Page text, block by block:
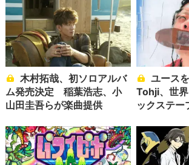
ム発売決定 稲葉浩志、小
山田圭吾らが楽曲提供
ユースを熱狂させる
Tohji、世
ックステー